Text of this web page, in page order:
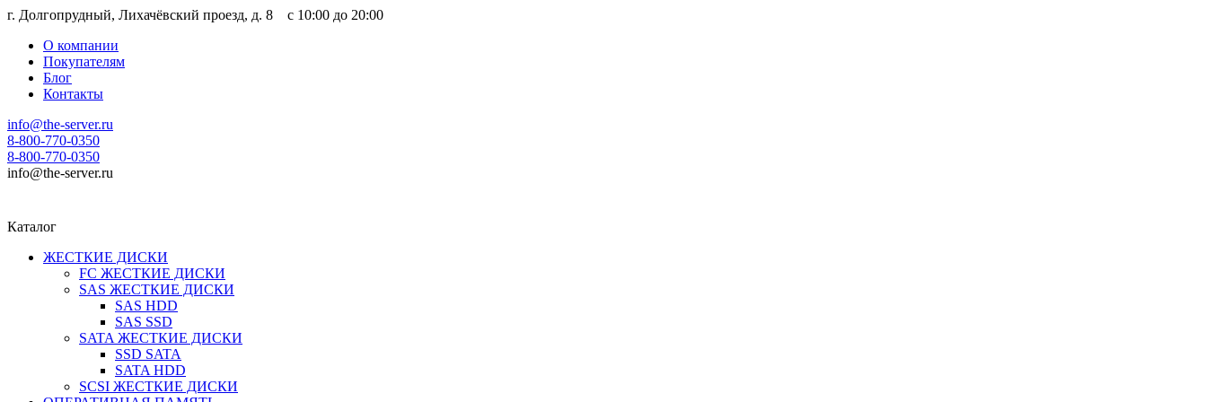
г. Долгопрудный, Лихачёвский проезд, д. 8 c 10:00 до 20:00
О компании
Покупателям
Блог
Контакты
info@the-server.ru
8-800-770-0350
8-800-770-0350
info@the-server.ru
Каталог
ЖЕСТКИЕ ДИСКИ
FC ЖЕСТКИЕ ДИСКИ
SAS ЖЕСТКИЕ ДИСКИ
SAS HDD
SAS SSD
SATA ЖЕСТКИЕ ДИСКИ
SSD SATA
SATA HDD
SCSI ЖЕСТКИЕ ДИСКИ